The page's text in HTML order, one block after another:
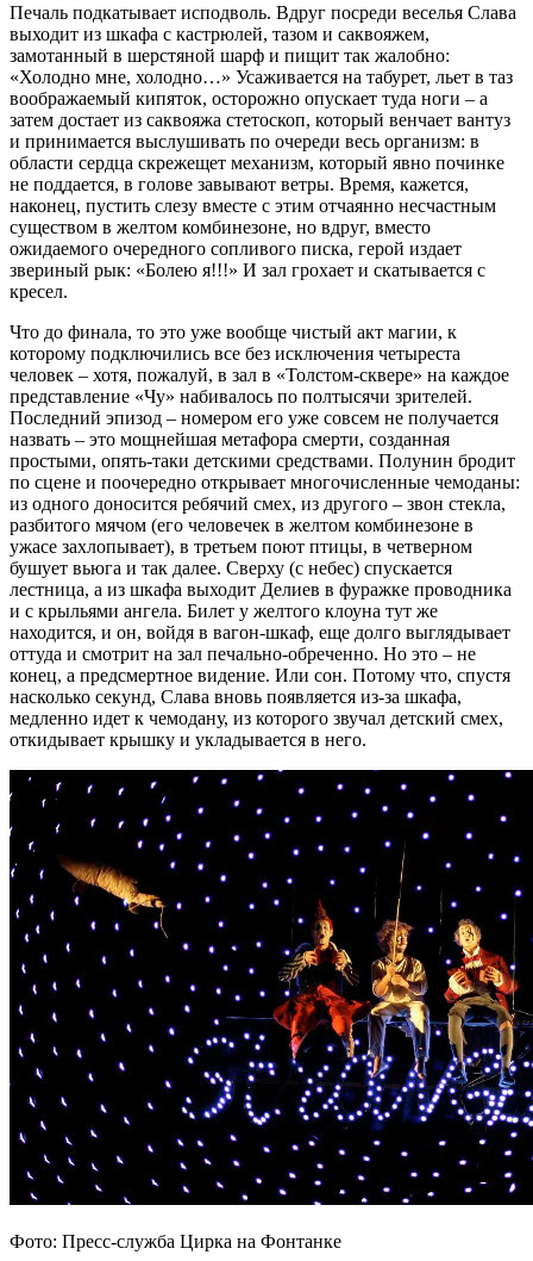
Печаль подкатывает исподволь. Вдруг посреди веселья Слава
выходит из шкафа с кастрюлей, тазом и саквояжем,
замотанный в шерстяной шарф и пищит так жалобно:
«Холодно мне, холодно…» Усаживается на табурет, льет в таз
воображаемый кипяток, осторожно опускает туда ноги – а
затем достает из саквояжа стетоскоп, который венчает вантуз
и принимается выслушивать по очереди весь организм: в
области сердца скрежещет механизм, который явно починке
не поддается, в голове завывают ветры. Время, кажется,
наконец, пустить слезу вместе с этим отчаянно несчастным
существом в желтом комбинезоне, но вдруг, вместо
ожидаемого очередного сопливого писка, герой издает
звериный рык: «Болею я!!!» И зал грохает и скатывается с
кресел.
Что до финала, то это уже вообще чистый акт магии, к
которому подключились все без исключения четыреста
человек – хотя, пожалуй, в зал в «Толстом-сквере» на каждое
представление «Чу» набивалось по полтысячи зрителей.
Последний эпизод – номером его уже совсем не получается
назвать – это мощнейшая метафора смерти, созданная
простыми, опять-таки детскими средствами. Полунин бродит
по сцене и поочередно открывает многочисленные чемоданы:
из одного доносится ребячий смех, из другого – звон стекла,
разбитого мячом (его человечек в желтом комбинезоне в
ужасе захлопывает), в третьем поют птицы, в четверном
бушует вьюга и так далее. Сверху (с небес) спускается
лестница, а из шкафа выходит Делиев в фуражке проводника
и с крыльями ангела. Билет у желтого клоуна тут же
находится, и он, войдя в вагон-шкаф, еще долго выглядывает
оттуда и смотрит на зал печально-обреченно. Но это – не
конец, а предсмертное видение. Или сон. Потому что, спустя
насколько секунд, Слава вновь появляется из-за шкафа,
медленно идет к чемодану, из которого звучал детский смех,
откидывает крышку и укладывается в него.
Фото: Пресс-служба Цирка на Фонтанке